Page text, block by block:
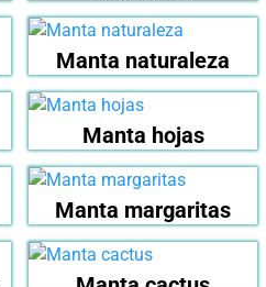
Manta naturaleza
Manta hojas
Manta margaritas